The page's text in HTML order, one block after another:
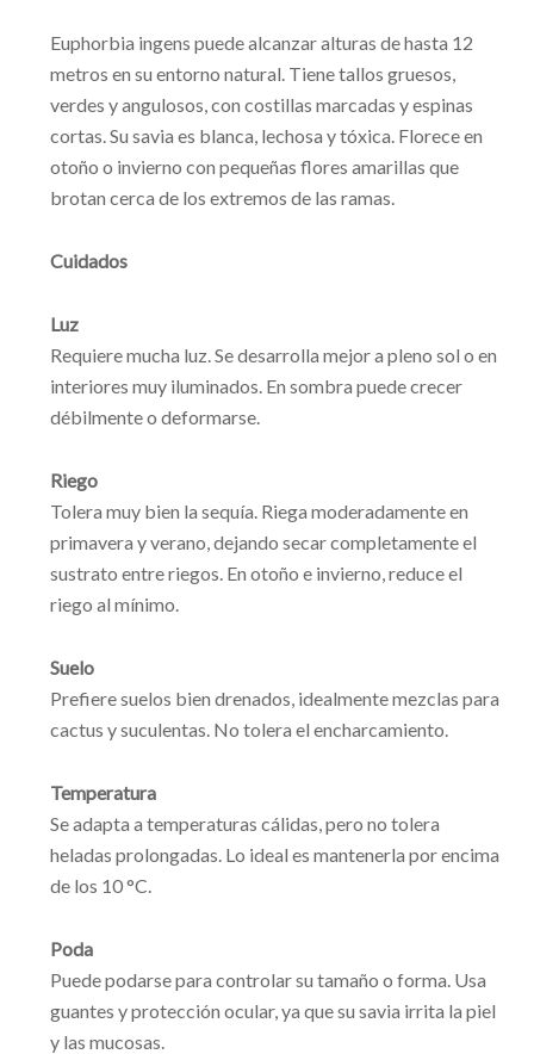
Euphorbia ingens puede alcanzar alturas de hasta 12
metros en su entorno natural. Tiene tallos gruesos,
verdes y angulosos, con costillas marcadas y espinas
cortas. Su savia es blanca, lechosa y tóxica. Florece en
otoño o invierno con pequeñas flores amarillas que
brotan cerca de los extremos de las ramas.
Cuidados
Luz
Requiere mucha luz. Se desarrolla mejor a pleno sol o en
interiores muy iluminados. En sombra puede crecer
débilmente o deformarse.
Riego
Tolera muy bien la sequía. Riega moderadamente en
primavera y verano, dejando secar completamente el
sustrato entre riegos. En otoño e invierno, reduce el
riego al mínimo.
Suelo
Prefiere suelos bien drenados, idealmente mezclas para
cactus y suculentas. No tolera el encharcamiento.
Temperatura
Se adapta a temperaturas cálidas, pero no tolera
heladas prolongadas. Lo ideal es mantenerla por encima
de los 10 °C.
Poda
Puede podarse para controlar su tamaño o forma. Usa
guantes y protección ocular, ya que su savia irrita la piel
y las mucosas.